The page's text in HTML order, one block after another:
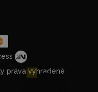
práva vyhradené